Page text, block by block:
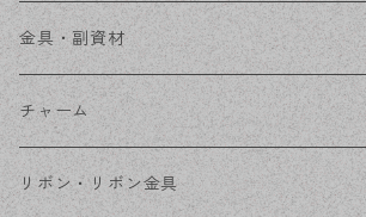
ステンレス金具
デザイン丸カン
フレーム
コネクター
金具・副資材
丸カン
ピン類
チャーム
金属
リボン・リボン金具